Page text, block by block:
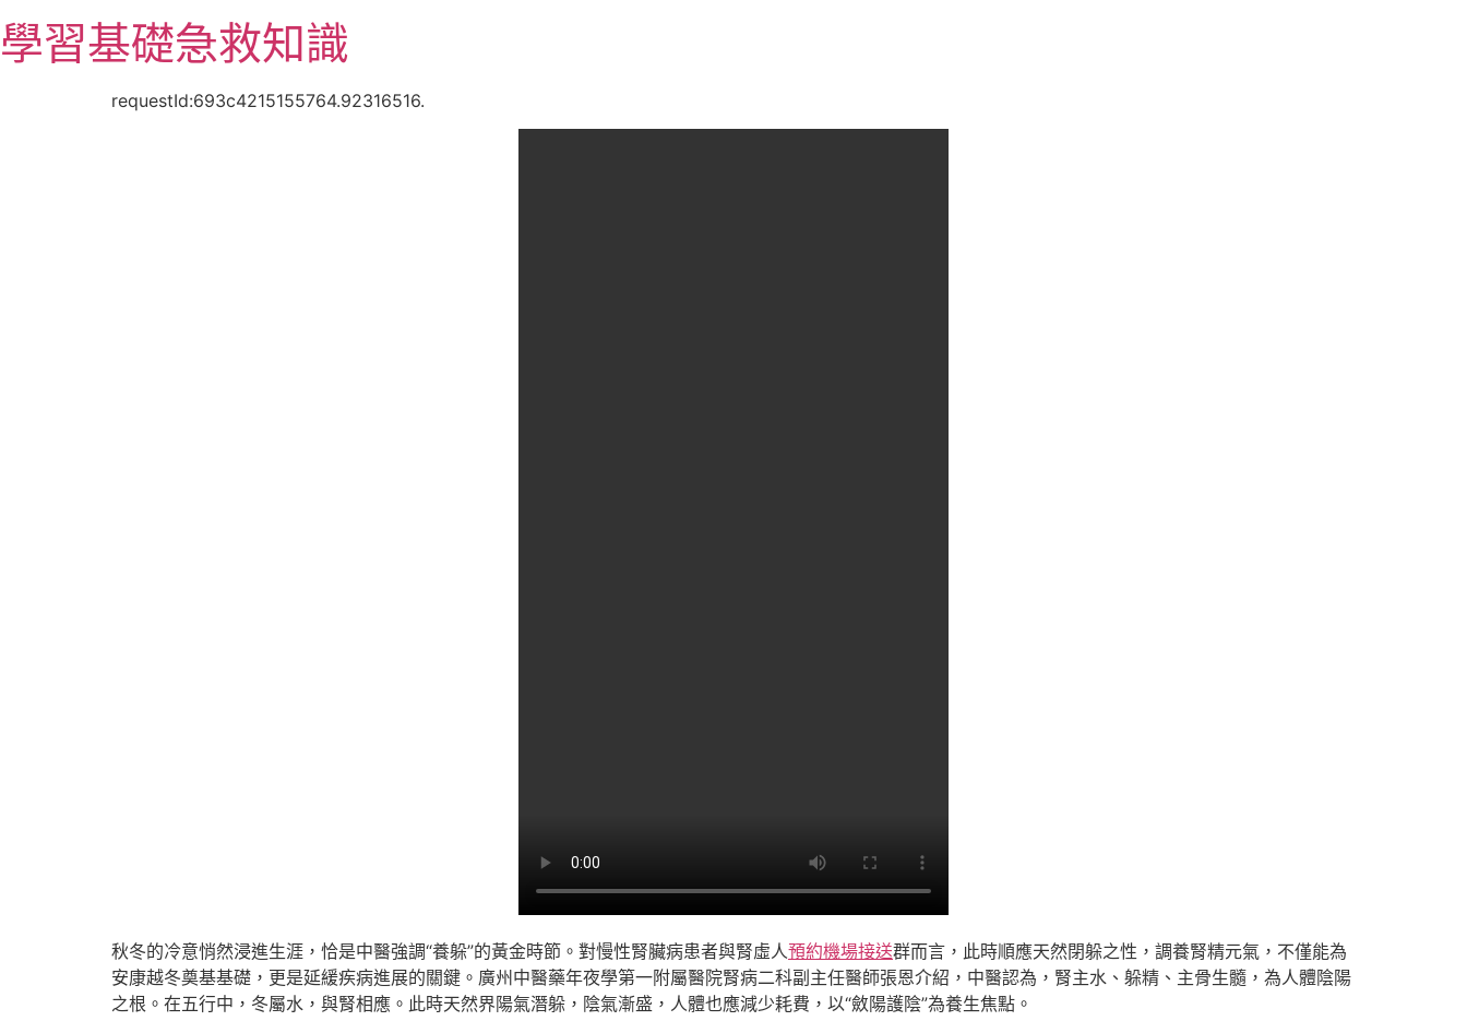
至
主
學習基礎急救知識
requestId:693c4215155764.92316516.
秋冬的冷意悄然浸進生涯，恰是中醫強調“養躲”的黃金時節。對慢性腎臟病患者與腎虛人預約機場接送群而言，此時順應天然閉躲之性，調養腎精元氣，不僅能為
安康越冬奠基基礎，更是延緩疾病進展的關鍵。廣州中醫藥年夜學第一附屬醫院腎病二科副主任醫師張恩介紹，中醫認為，腎主水、躲精、主骨生髓，為人體陰陽
之根。在五行中，冬屬水，與腎相應。此時天然界陽氣潛躲，陰氣漸盛，人體也應減少耗費，以“斂陽護陰”為養生焦點。